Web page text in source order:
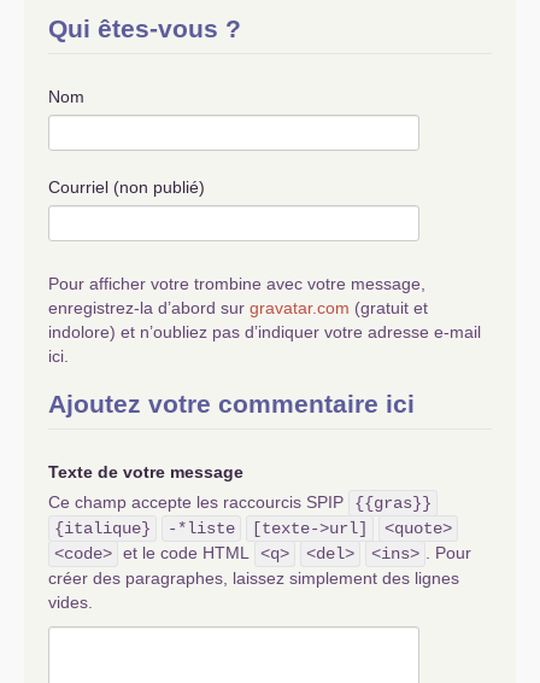
Qui êtes-vous ?
Nom
Courriel (non publié)
Pour afficher votre trombine avec votre message,
enregistrez-la d’abord sur gravatar.com (gratuit et
indolore) et n’oubliez pas d’indiquer votre adresse e-mail
ici.
Ajoutez votre commentaire ici
Texte de votre message
Ce champ accepte les raccourcis SPIP
{{gras}}
{italique}
-*liste [texte->url]
<quote>
<code> et le code HTML <q> <del> <ins>
. Pour
créer des paragraphes, laissez simplement des lignes
vides.